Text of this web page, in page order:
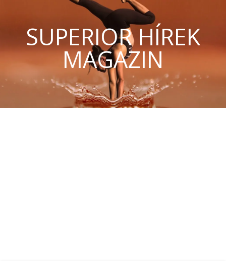
SUPERIOR HÍREK
MAGAZIN